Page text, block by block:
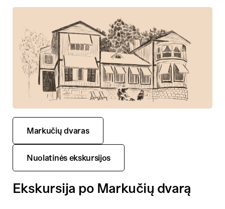
Markučių dvaras
Nuolatinės ekskursijos
Ekskursija po Markučių dvarą